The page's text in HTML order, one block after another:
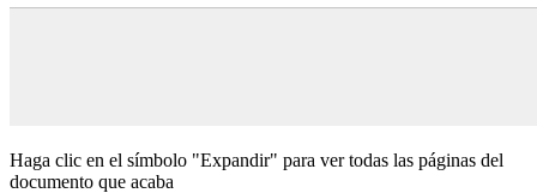
Haga clic en el símbolo "Expandir" para ver todas las páginas del
documento que acaba